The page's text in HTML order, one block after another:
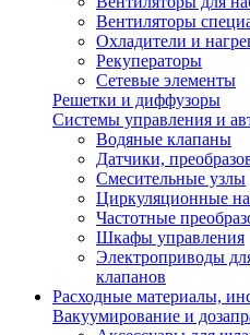
Вентиляторы
Охладители и
Рекуператоры
Сетевые элементы
Решетки и диффузоры
Системы управления и
Водяные клапаны
Датчики,
Смесительные узлы
Циркуляционные
Частотные
Шкафы управления
Электроприводы
клапанов
Расходные материалы,
Вакуумирование и